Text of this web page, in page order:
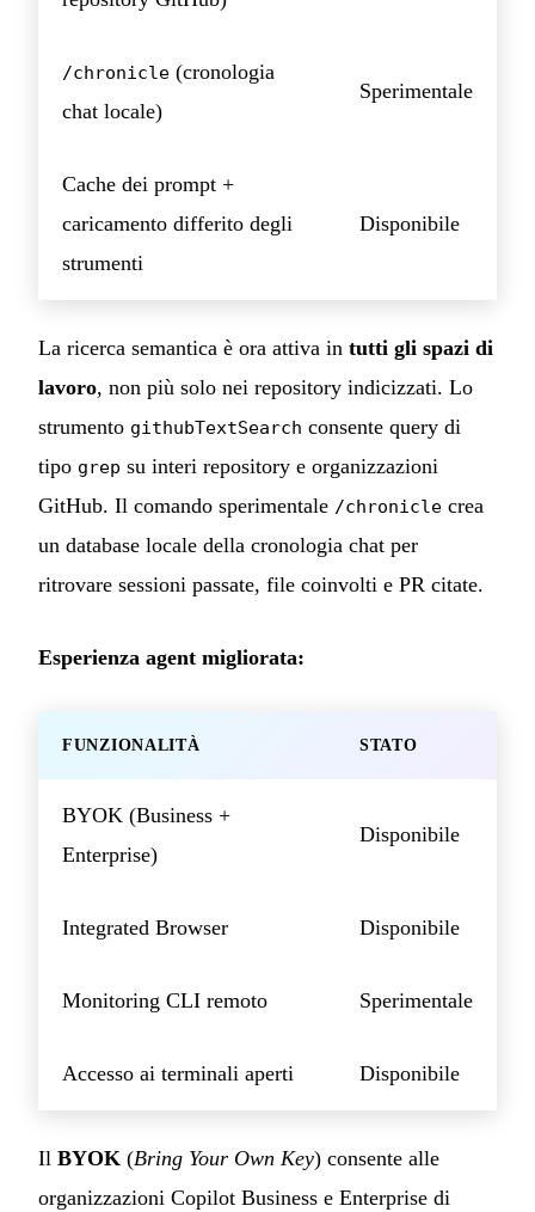
/chronicle (cronologia
chat locale)
Sperimentale
Cache dei prompt +
caricamento differito degli
strumenti
Disponibile
La ricerca semantica è ora attiva in tutti gli spazi di
lavoro, non più solo nei repository indicizzati. Lo
strumento githubTextSearch consente query di
tipo grep su interi repository e organizzazioni
GitHub. Il comando sperimentale /chronicle crea
un database locale della cronologia chat per
ritrovare sessioni passate, file coinvolti e PR citate.
Esperienza agent migliorata:
FUNZIONALITÀ STATO
BYOK (Business +
Enterprise)
Disponibile
Integrated Browser Disponibile
Monitoring CLI remoto Sperimentale
Accesso ai terminali aperti Disponibile
Il BYOK (Bring Your Own Key) consente alle
organizzazioni Copilot Business e Enterprise di